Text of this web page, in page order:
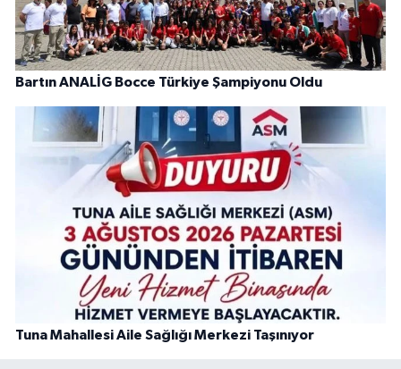
Bartın ANALİG Bocce Türkiye Şampiyonu Oldu
Tuna Mahallesi Aile Sağlığı Merkezi Taşınıyor